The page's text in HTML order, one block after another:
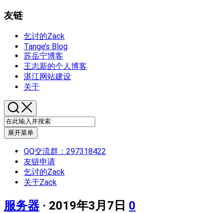
友链
乞讨的Zack
Tange’s Blog
苏岳宁博客
王志新的个人博客
湛江网站建设
关于
展开菜单
QQ交流群：297318422
友链申请
乞讨的Zack
关于Zack
服务器· 2019年3月7日 0